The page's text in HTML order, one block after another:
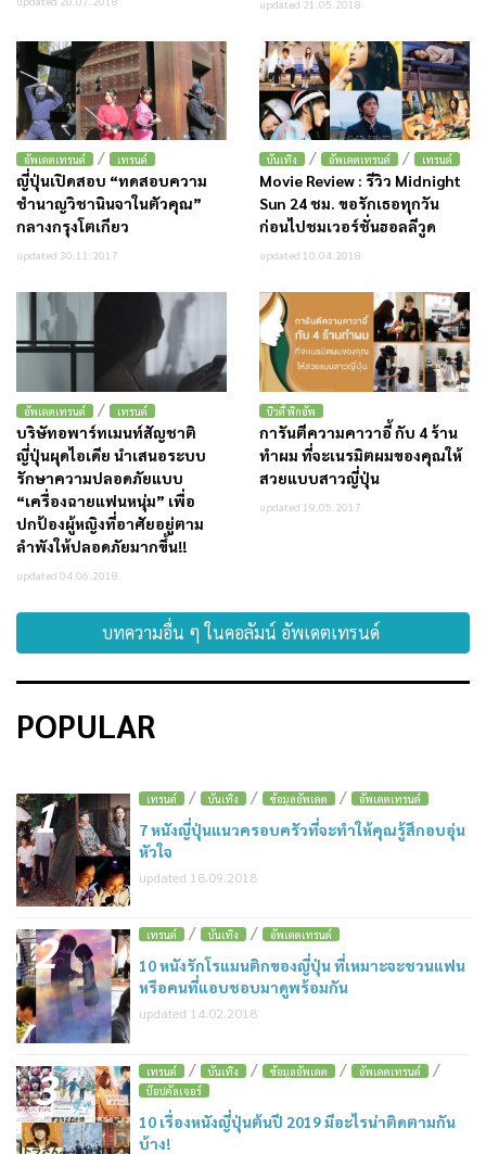
updated 21.05.2018
อัพเดตเทรนด์ / เทรนด์
ญี่ปุ่นเปิดสอบ “ทดสอบความ
ชำนาญวิชานินจาในตัวคุณ”
กลางกรุงโตเกียว
updated 30.11.2017
บันเทิง / อัพเดตเทรนด์ / เทรนด์
Movie Review : รีวิว Midnight
Sun 24 ชม. ขอรักเธอทุกวัน
ก่อนไปชมเวอร์ชั่นฮอลลีวูด
updated 10.04.2018
อัพเดตเทรนด์ / เทรนด์
บริษัทอพาร์ทเมนท์สัญชาติ
ญี่ปุ่นผุดไอเดีย นำเสนอระบบ
รักษาความปลอดภัยแบบ
“เครื่องฉายแฟนหนุ่ม” เพื่อ
ปกป้องผู้หญิงที่อาศัยอยู่ตาม
ลำพังให้ปลอดภัยมากขึ้น!!
updated 04.06.2018
บิวตี้ พิกอัพ
การันตีความคาวาอี้ กับ 4 ร้าน
ทำผม ที่จะเนรมิตผมของคุณให้
สวยแบบสาวญี่ปุ่น
updated 19.05.2017
บทความอื่น ๆ ในคอลัมน์ อัพเดตเทรนด์
POPULAR
1 เทรนด์ / บันเทิง / ข้อมูลอัพเดต / อัพเดตเทรนด์
7 หนังญี่ปุ่นแนวครอบครัวที่จะทำให้คุณรู้สึกอบอุ่น
หัวใจ
updated 18.09.2018
2 เทรนด์ / บันเทิง / อัพเดตเทรนด์
10 หนังรักโรแมนติกของญี่ปุ่น ที่เหมาะจะชวนแฟน
หรือคนที่แอบชอบมาดูพร้อมกัน
updated 14.02.2018
3 เทรนด์ / บันเทิง / ข้อมูลอัพเดต / อัพเดตเทรนด์ /
ป๊อปคัลเจอร์
10 เรื่องหนังญี่ปุ่นต้นปี 2019 มีอะไรน่าติดตามกัน
บ้าง!